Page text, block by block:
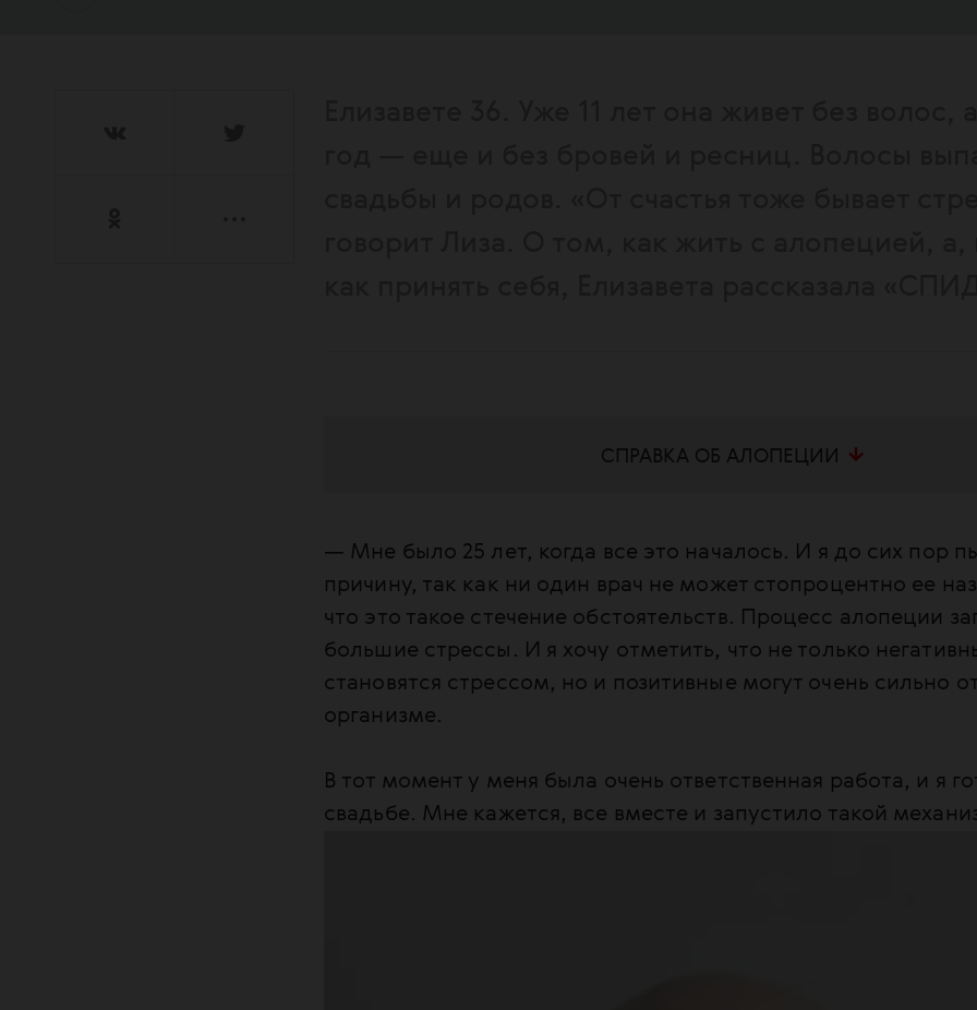
СПРАВКА ОБ АЛОПЕЦИИ
собственные здоровые клетки и ткани. — Прим. ред.)
котором пациент теряет волосы на теле. Она может быть
волосы выпадают очагами. Диффузной — волосы сильно
тотальной: тогда полностью выпадают волосы на голове и/
При очаговой алопеции 23% пациентов не реагируют на
алопеции наблюдают у 10%, а полное выздоровление — у
— Мне было 25 лет, когда все это началось. И я до сих пор
причину, так как ни один врач не может стопроцентно ее
что это такое стечение обстоятельств. Процесс алопеции
большие стрессы. И я хочу отметить, что не только
становятся стрессом, но и позитивные могут очень сильно
организме.
В тот момент у меня была очень ответственная работа, и я
свадьбе. Мне кажется, все вместе и запустило такой